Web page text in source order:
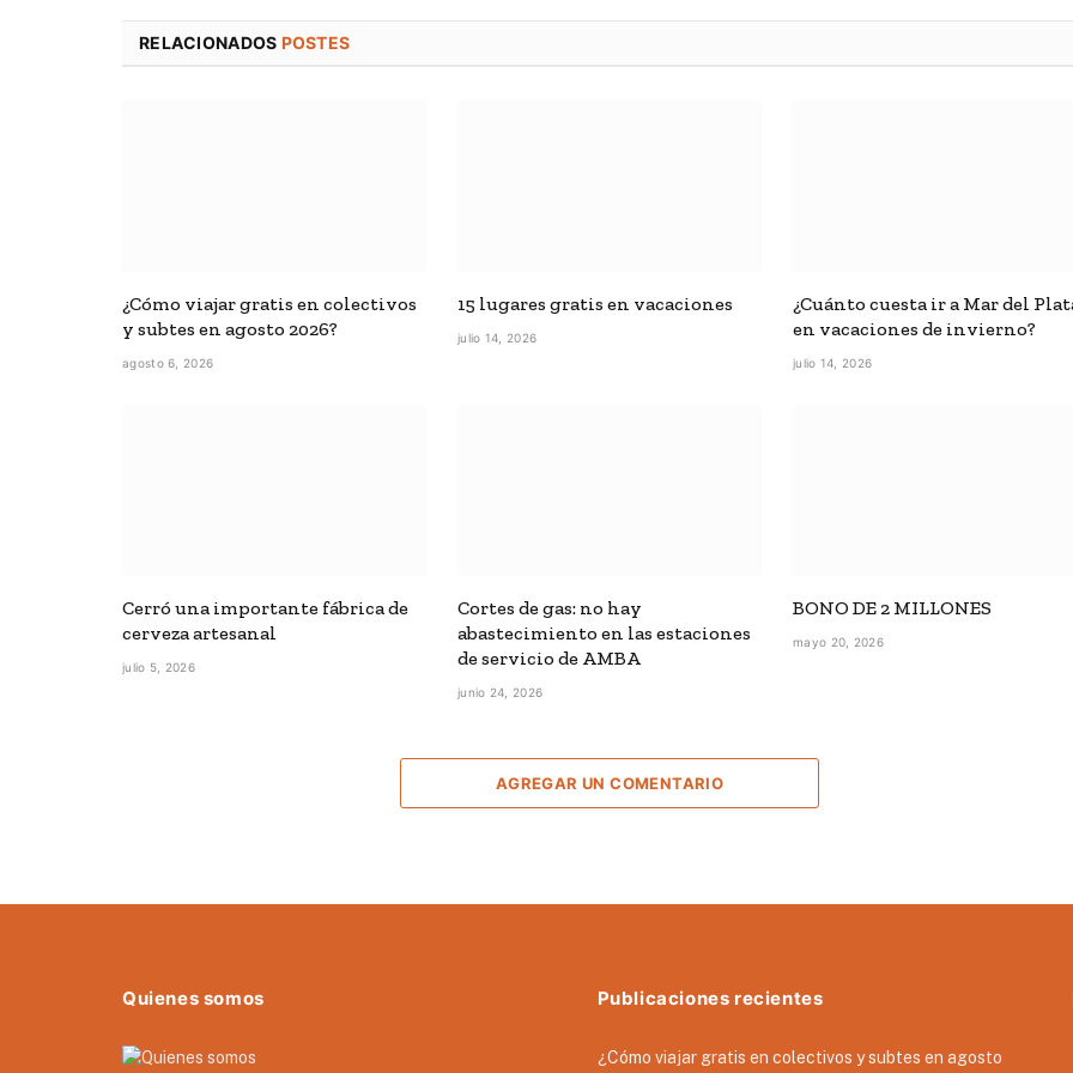
RELACIONADOS POSTES
¿Cómo viajar gratis en colectivos
y subtes en agosto 2026?
agosto 6, 2026
15 lugares gratis en vacaciones
julio 14, 2026
¿Cuánto cuesta ir a Mar del
en vacaciones de invierno?
julio 14, 2026
Cerró una importante fábrica de
cerveza artesanal
julio 5, 2026
Cortes de gas: no hay
abastecimiento en las estaciones
de servicio de AMBA
junio 24, 2026
BONO DE 2 MILLONES
mayo 20, 2026
AGREGAR UN COMENTARIO
Quienes somos Publicaciones recientes
¿Cómo viajar gratis en colectivos y subtes en agosto